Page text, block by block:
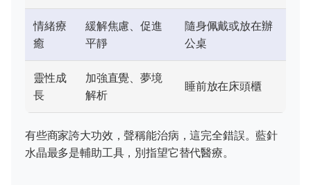
情緒療
癒
緩解焦慮、促進
平靜
隨身佩戴或放在辦
公桌
靈性成
長
加強直覺、夢境
解析
睡前放在床頭櫃
有些商家誇大功效，聲稱能治病，這完全錯誤。藍針
水晶最多是輔助工具，別指望它替代醫療。